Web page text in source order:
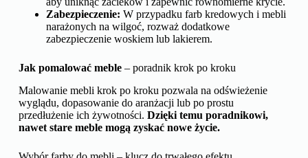
Zabezpieczenie: W przypadku farb kredowych i mebli
narażonych na wilgoć, rozważ dodatkowe
zabezpieczenie woskiem lub lakierem.
Jak pomalować meble– poradnik krok po kroku
Malowanie mebli krok po kroku pozwala na odświeżenie
wyglądu, dopasowanie do aranżacji lub po prostu
przedłużenie ich żywotności. Dzięki temu poradnikowi,
nawet stare meble mogą zyskać nowe życie.